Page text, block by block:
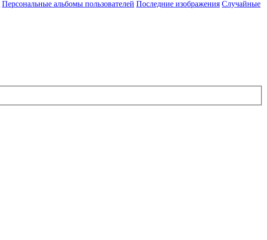
Персональные альбомы пользователей Последние изображения Случайные